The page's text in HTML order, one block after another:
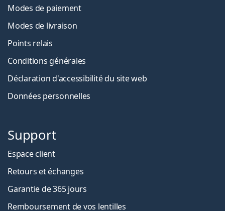
Modes de paiement
Modes de livraison
Points relais
Conditions générales
Déclaration d'accessibilité du site web
Données personnelles
Support
Espace client
Retours et échanges
Garantie de 365 jours
Remboursement de vos lentilles